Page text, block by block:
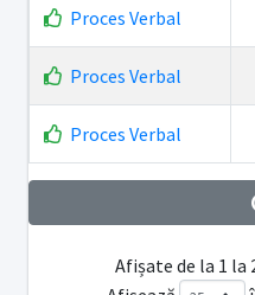
Proces Verbal
Proces Verbal
Proces Verbal
Afișate de la 1 la